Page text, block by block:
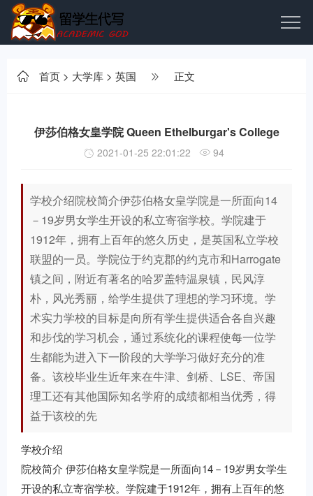
首页 > 大学库 > 英国 正文
伊莎伯格女皇学院 Queen Ethelburgar's College
2021-01-25 22:01:22 94
学校介绍院校简介伊莎伯格女皇学院是一所面向14
－19岁男女学生开设的私立寄宿学校。学院建于
1912年，拥有上百年的悠久历史，是英国私立学校
联盟的一员。学院位于约克郡的约克市和Harrogate
镇之间，附近有著名的哈罗盖特温泉镇，民风淳
朴，风光秀丽，给学生提供了理想的学习环境。学
术实力学校的目标是向所有学生提供适合各自兴趣
和步伐的学习机会，通过系统化的课程使每一位学
生都能为进入下一阶段的大学学习做好充分的准
备。该校毕业生近年来在牛津、剑桥、LSE、帝国
理工还有其他国际知名学府的成绩都相当优秀，得
益于该校的先
学校介绍
院校简介 伊莎伯格女皇学院是一所面向14－19岁男女学生
开设的私立寄宿学校。学院建于1912年，拥有上百年的悠